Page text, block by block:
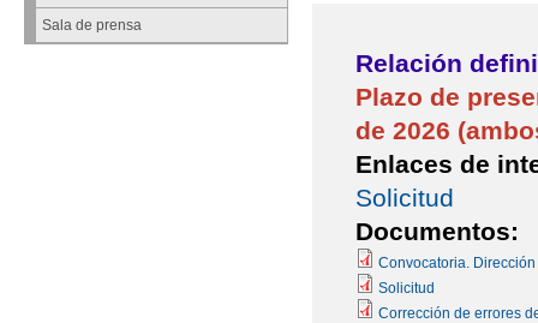
Sala de prensa
Relación
Plazo de
de 2026
Enlaces de
Solicitud
Documentos:
Convocatoria.
Solicitud
Corrección de errores